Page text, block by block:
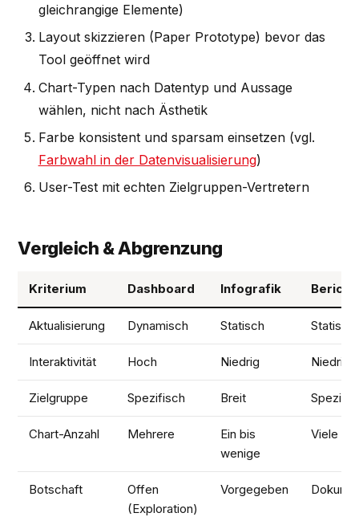
gleichrangige Elemente)
Layout skizzieren (Paper Prototype) bevor das
Tool geöffnet wird
Chart-Typen nach Datentyp und Aussage
wählen, nicht nach Ästhetik
Farbe konsistent und sparsam einsetzen (vgl.
Farbwahl in der Datenvisualisierung)
User-Test mit echten Zielgruppen-Vertretern
Vergleich & Abgrenzung
Kriterium Dashboard Infografik Bericht
Aktualisierung Dynamisch Statisch
Interaktivität Hoch Niedrig Niedrig
Zielgruppe Spezifisch Breit
Chart-Anzahl Mehrere
Ein bis
wenige
Viele
Botschaft
Offen
(Exploration)
Vorgegeben